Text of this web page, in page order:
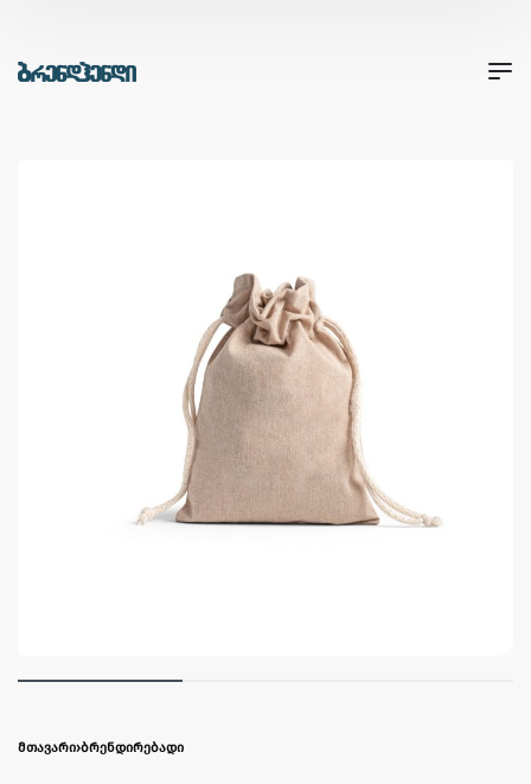
ᲛᲗᲐᲕᲐᲠᲘ›ᲑᲠᲔᲜᲓᲘᲠᲔᲑᲐᲓᲘ